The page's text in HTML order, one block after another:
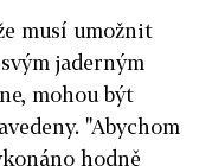
musí umožnit
jaderným
mohou být
"Abychom
hodně